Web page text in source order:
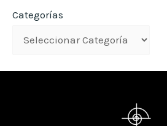
Categorías